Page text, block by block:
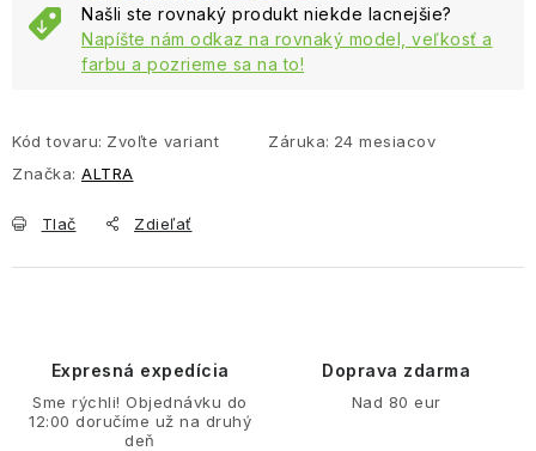
Našli ste rovnaký produkt niekde lacnejšie?
Napíšte nám odkaz na rovnaký model, veľkosť a
farbu a pozrieme sa na to!
Kód tovaru: Zvoľte variant Záruka: 24 mesiacov
Značka: ALTRA
Tlač Zdieľať
Expresná expedícia
Sme rýchli! Objednávku do
12:00 doručíme už na druhý
deň
Doprava zdarma
Nad 80 eur